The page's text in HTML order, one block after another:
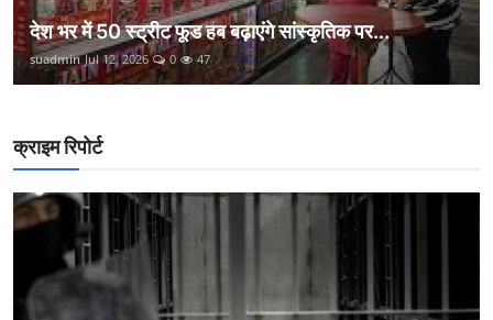
देश भर में 50 स्ट्रीट फूड हब बढ़ाएंगे सांस्कृतिक पर...
suadmin Jul 12, 2026 0 47
क्राइम रिपोर्ट